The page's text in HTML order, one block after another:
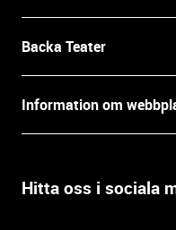
Backa Teater
Press
Prao, praktik och lediga
Information om
Hitta oss i sociala